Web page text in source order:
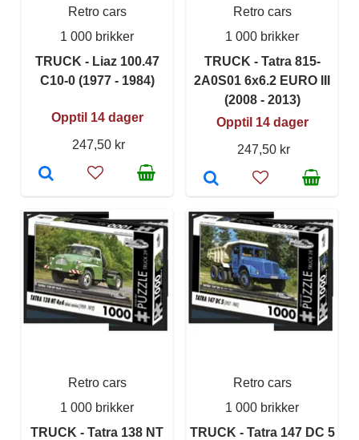
Retro cars
1 000 brikker
TRUCK - Liaz 100.47
C10-0 (1977 - 1984)
Opptil 14 dager
247,50 kr
Retro cars
1 000 brikker
TRUCK - Tatra 815-
2A0S01 6x6.2 EURO III
(2008 - 2013)
Opptil 14 dager
247,50 kr
Retro cars
1 000 brikker
TRUCK - Tatra 138 NT
Retro cars
1 000 brikker
TRUCK - Tatra 147 DC 5